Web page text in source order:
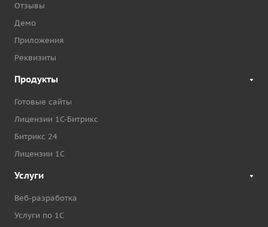
Отзывы
Демо
Приложения
Реквизиты
Продукты
Готовые сайты
Лицензии 1С-Битрикс
Битрикс 24
Лицензии 1С
Услуги
Веб-разработка
Услуги по 1С